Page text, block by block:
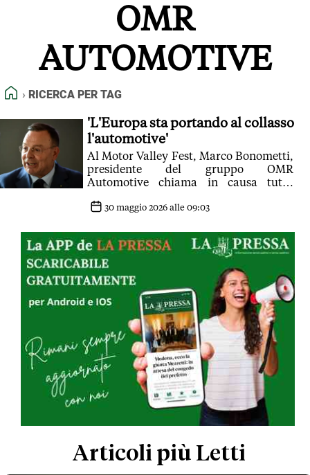
NORMATIVE DEONTOLOGICHE
OMR
AUTOMOTIVE
HOME
RICERCA PER TAG
'L'Europa sta portando al collasso
l'automotive'
Al Motor Valley Fest, Marco Bonometti,
presidente del gruppo OMR
Automotive chiama in causa tutti,
scelte30 maggio 2026 alle 09:03
Articoli più Letti